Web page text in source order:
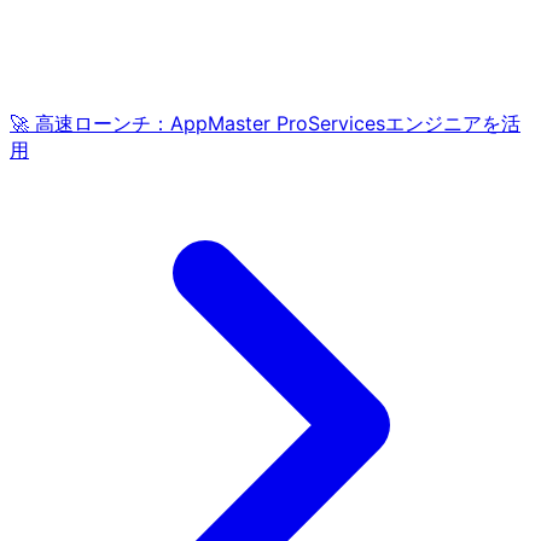
🚀 高速ローンチ：AppMaster ProServicesエンジニアを活
用